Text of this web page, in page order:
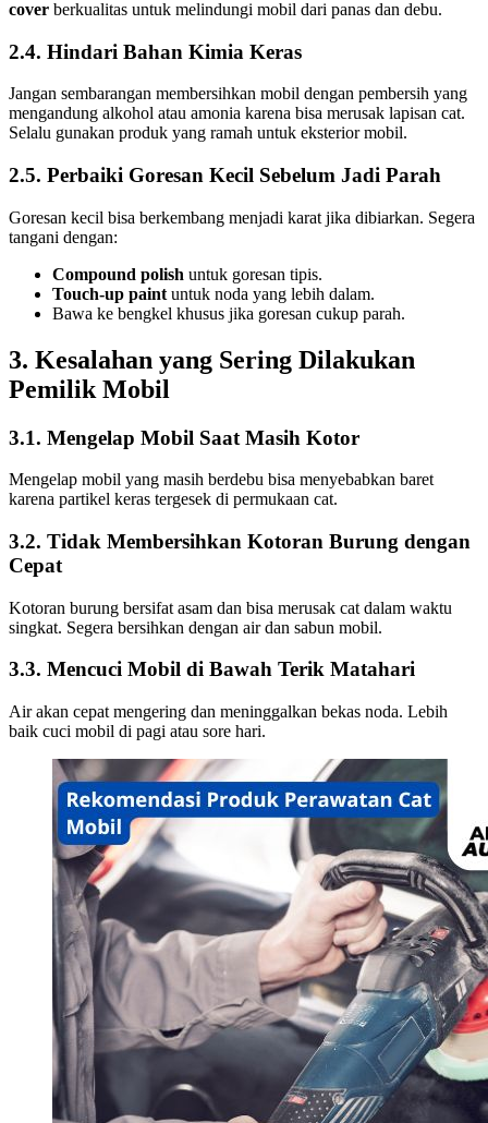
cover berkualitas untuk melindungi mobil dari panas dan debu.
2.4. Hindari Bahan Kimia Keras
Jangan sembarangan membersihkan mobil dengan pembersih yang
mengandung alkohol atau amonia karena bisa merusak lapisan cat.
Selalu gunakan produk yang ramah untuk eksterior mobil.
2.5. Perbaiki Goresan Kecil Sebelum Jadi Parah
Goresan kecil bisa berkembang menjadi karat jika dibiarkan. Segera
tangani dengan:
Compound polish untuk goresan tipis.
Touch-up paint untuk noda yang lebih dalam.
Bawa ke bengkel khusus jika goresan cukup parah.
3. Kesalahan yang Sering Dilakukan
Pemilik Mobil
3.1. Mengelap Mobil Saat Masih Kotor
Mengelap mobil yang masih berdebu bisa menyebabkan baret
karena partikel keras tergesek di permukaan cat.
3.2. Tidak Membersihkan Kotoran Burung dengan
Cepat
Kotoran burung bersifat asam dan bisa merusak cat dalam waktu
singkat. Segera bersihkan dengan air dan sabun mobil.
3.3. Mencuci Mobil di Bawah Terik Matahari
Air akan cepat mengering dan meninggalkan bekas noda. Lebih
baik cuci mobil di pagi atau sore hari.